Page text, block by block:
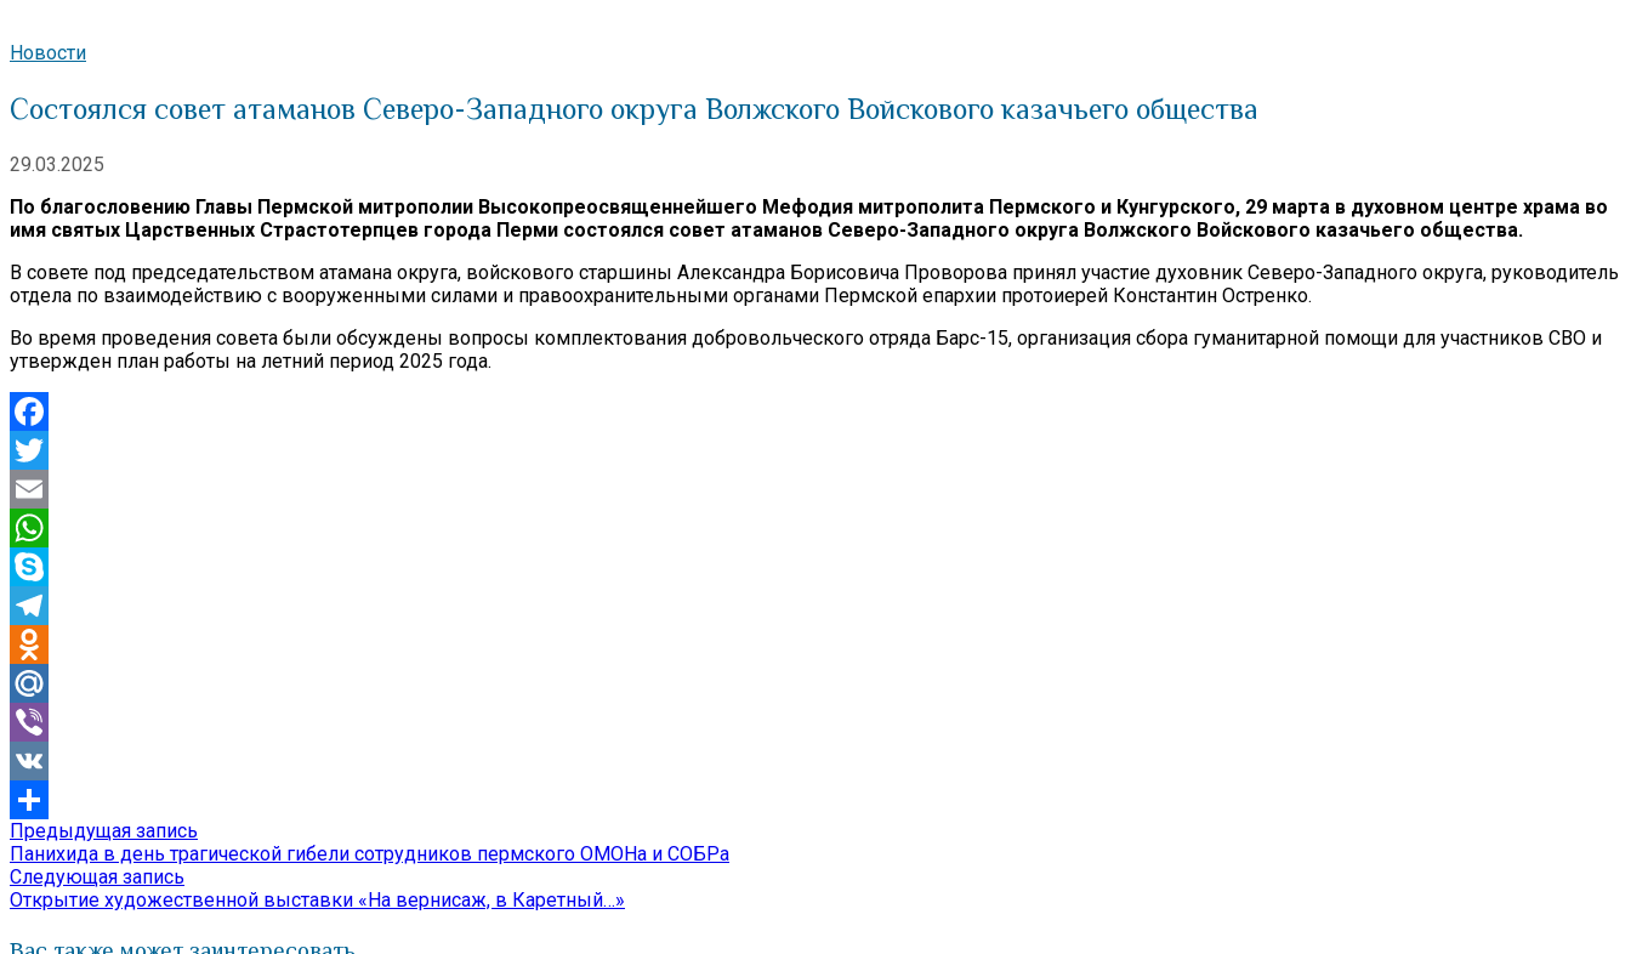
Новости
Состоялся совет атаманов Северо-Западного округа Волжского Войскового казачьего общества
29.03.2025
По благословению Главы Пермской митрополии Высокопреосвященнейшего Мефодия митрополита Пермского и Кунгурского, 29 марта в духовном центре храма во
имя святых Царственных Страстотерпцев города Перми состоялся совет атаманов Северо-Западного округа Волжского Войскового казачьего общества.
В совете под председательством атамана округа, войскового старшины Александра Борисовича Проворова принял участие духовник Северо-Западного округа, руководитель
отдела по взаимодействию с вооруженными силами и правоохранительными органами Пермской епархии протоиерей Константин Остренко.
Во время проведения совета были обсуждены вопросы комплектования добровольческого отряда Барс-15, организация сбора гуманитарной помощи для участников СВО и
утвержден план работы на летний период 2025 года.
Facebook
Twitter
Email
WhatsApp
Skype
Telegram
Odnoklassniki
Mail.Ru
Viber
VK
Отправить
Навигация
по
записям
Предыдущая запись
запись:
Панихида в день трагической гибели сотрудников пермского ОМОНа и СОБРа
Следующая запись
запись:
Открытие художественной выставки «На вернисаж, в Каретный…»